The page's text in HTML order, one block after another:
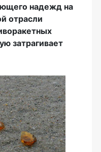
надежд на
отрасли
затрагивает